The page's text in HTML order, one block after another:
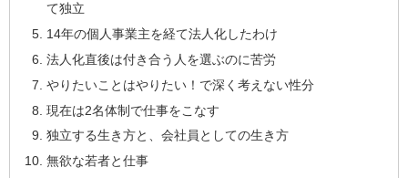
て独立
14年の個人事業主を経て法人化したわけ
法人化直後は付き合う人を選ぶのに苦労
やりたいことはやりたい！で深く考えない性分
現在は2名体制で仕事をこなす
独立する生き方と、会社員としての生き方
無欲な若者と仕事